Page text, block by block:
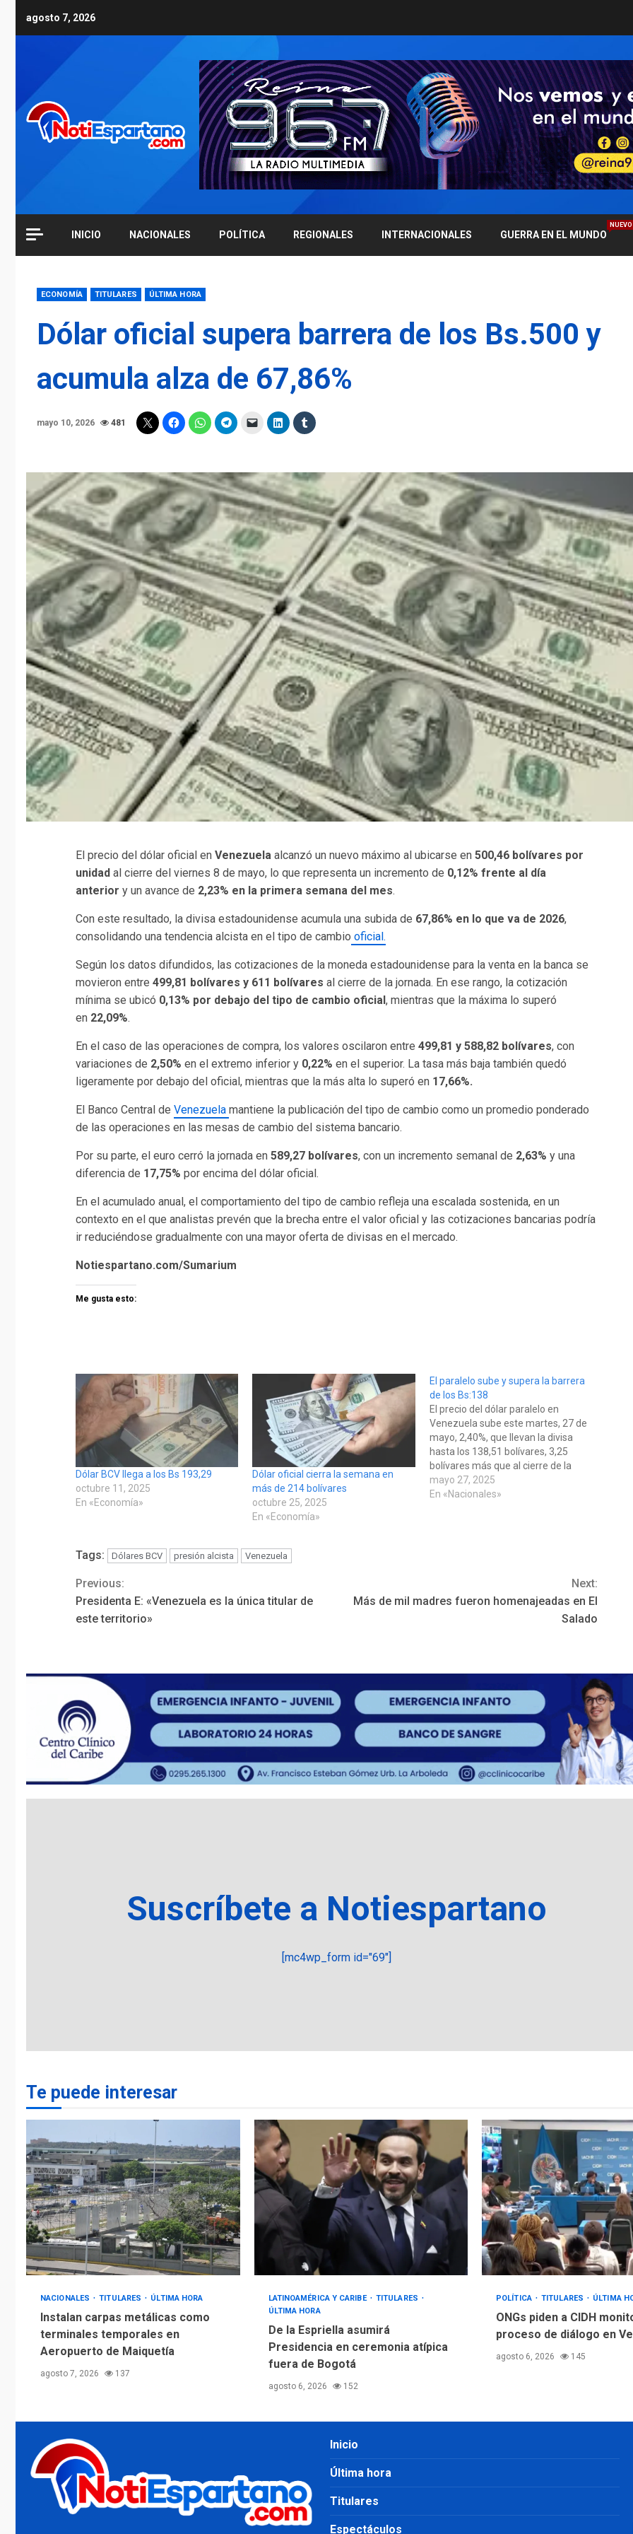
agosto 7, 2026
INICIO NACIONALES POLÍTICA REGIONALES INTERNACIONALES GUERRA EN EL MUNDO
NUEVO
ECONOMÍA TITULARES ÚLTIMA HORA
Dólar oficial supera barrera de los Bs.500 y
acumula alza de 67,86%
mayo 10, 2026 481
El precio del dólar oficial en Venezuela alcanzó un nuevo máximo al ubicarse en 500,46 bolívares por
unidad al cierre del viernes 8 de mayo, lo que representa un incremento de 0,12% frente al día
anterior y un avance de 2,23% en la primera semana del mes.
Con este resultado, la divisa estadounidense acumula una subida de 67,86% en lo que va de 2026,
consolidando una tendencia alcista en el tipo de cambio oficial.
Según los datos difundidos, las cotizaciones de la moneda estadounidense para la venta en la banca se
movieron entre 499,81 bolívares y 611 bolívares al cierre de la jornada. En ese rango, la cotización
mínima se ubicó 0,13% por debajo del tipo de cambio oficial , mientras que la máxima lo superó
en 22,09%.
En el caso de las operaciones de compra, los valores oscilaron entre 499,81 y 588,82 bolívares, con
variaciones de 2,50% en el extremo inferior y 0,22% en el superior. La tasa más baja también quedó
ligeramente por debajo del oficial, mientras que la más alta lo superó en 17,66%.
El Banco Central de Venezuela mantiene la publicación del tipo de cambio como un promedio ponderado
de las operaciones en las mesas de cambio del sistema bancario.
Por su parte, el euro cerró la jornada en 589,27 bolívares, con un incremento semanal de 2,63% y una
diferencia de 17,75% por encima del dólar oficial.
En el acumulado anual, el comportamiento del tipo de cambio refleja una escalada sostenida, en un
contexto en el que analistas prevén que la brecha entre el valor oficial y las cotizaciones bancarias podría
ir reduciéndose gradualmente con una mayor oferta de divisas en el mercado.
Notiespartano.com/Sumarium
Me gusta esto:
Dólar BCV llega a los Bs 193,29
octubre 11, 2025
En «Economía»
Dólar oficial cierra la semana en
más de 214 bolívares
octubre 25, 2025
En «Economía»
El paralelo sube y supera la barrera
de los Bs:138
El precio del dólar paralelo en
Venezuela sube este martes, 27 de
mayo, 2,40%, que llevan la divisa
hasta los 138,51 bolívares, 3,25
bolívares más que al cierre de la
jornada anterior. El dólar no
oficial empezó la semana
mayo 27, 2025
En «Nacionales»
Tags: Dólares BCV presión alcista Venezuela
Continue
Reading
Previous:
Presidenta E: «Venezuela es la única titular de
este territorio»
Next:
Más de mil madres fueron homenajeadas en El
Salado
Suscríbete a Notiespartano
[mc4wp_form id="69"]
Te puede interesar
NACIONALES TITULARES ÚLTIMA HORA
Instalan carpas metálicas como
terminales temporales en
Aeropuerto de Maiquetía
agosto 7, 2026 137
LATINOAMÉRICA Y CARIBE
TITULARES
ÚLTIMA HORA
De la Espriella asumirá
Presidencia en ceremonia atípica
fuera de Bogotá
agosto 6, 2026 152
POLÍTICA TITULARES ÚLTIMA
ONGs piden a CIDH
proceso de diálogo en
agosto 6, 2026 145
Inicio
Última hora
Titulares
Espectáculos